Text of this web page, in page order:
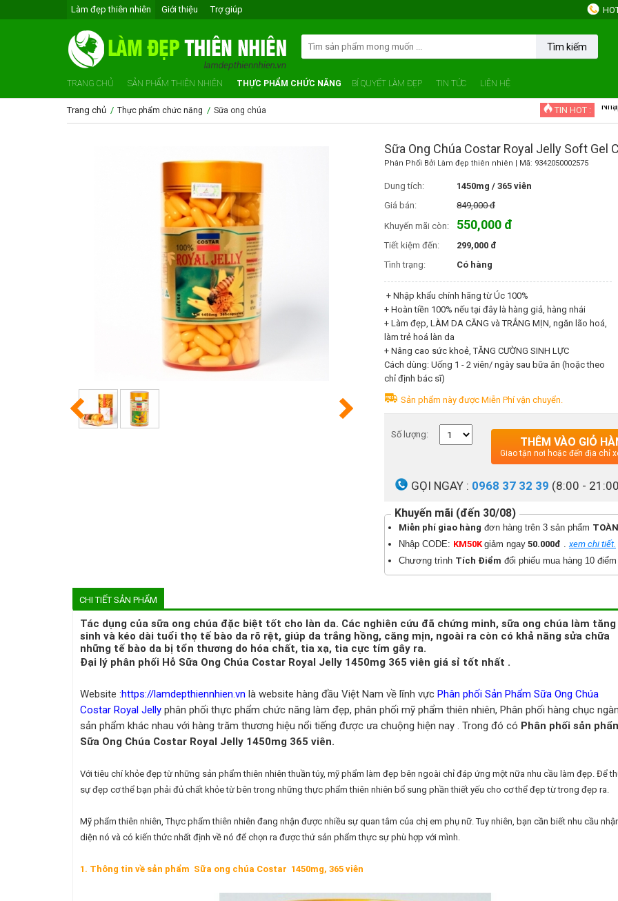
Làm đẹp thiên nhiên Giới thiệu Trợ giúp
Tìm kiếm
TRANG CHỦ SẢN PHẨM THIÊN NHIÊN THỰC PHẨM CHỨC NĂNG BÍ QUYẾT LÀM ĐẸP TIN TỨC LIÊN HỆ
Trang chủ / Thực phẩm chức năng / Sữa ong chúa TIN HOT :
Sữa Ong Chúa Costar Royal Jelly Soft Gel
Phân Phối Bởi Làm đẹp thiên nhiên | Mã: 9342050002575
Dung tích:
1450mg / 365 viên
Giá bán:
849,000 đ
Khuyến mãi còn:
550,000 đ
Tiết kiệm đến:
299,000 đ
Tình trạng:
Có hàng
+ Nhập khẩu chính hãng từ Úc 100%
+ Hoàn tiền 100% nếu tại đây là hàng giả, hàng nhái
+ Làm đẹp, LÀM DA CĂNG và TRẮNG MỊN, ngăn lão hoá,
làm trẻ hoá làn da
+ Nâng cao sức khoẻ, TĂNG CƯỜNG SINH LỰC
Cách dùng: Uống 1 - 2 viên/ ngày sau bữa ăn (hoặc theo
chỉ định bác sĩ)
Sản phẩm này được Miễn Phí vận chuyển.
Số lượng:
THÊM VÀO GIỎ
Giao tận nơi hoặc đến địa chỉ
GỌI NGAY : 0968 37 32 39 (8:00 -
Khuyến mãi (đến 30/08)
Miễn phí giao hàng đơn hàng trên 3 sản phẩm
Nhập CODE: KM50K giảm ngay 50.000đ . xem chi tiết.
Chương trình Tích Điểm đổi phiếu mua hàng 10
CHI TIẾT SẢN PHẨM
Tác dụng của sữa ong chúa đặc biệt tốt cho làn da. Các nghiên cứu đã chứng minh, sữa ong chúa làm tăng
sinh và kéo dài tuổi thọ tế bào da rõ rệt, giúp da trắng hồng, căng mịn, ngoài ra còn có khả năng sửa chữa
những tế bào da bị tổn thương do hóa chất, tia xạ, tia cực tím gây ra.
Đại lý phân phối Hỗ Sữa Ong Chúa Costar Royal Jelly 1450mg 365 viên giá sỉ tốt nhất .
Website :https://lamdepthiennhien.vn là website hàng đầu Việt Nam về lĩnh vực Phân phối Sản Phẩm Sữa Ong Chúa
Costar Royal Jelly phân phối thực phẩm chức năng làm đẹp, phân phối mỹ phẩm thiên nhiên, Phân phối hàng chục
sản phẩm khác nhau với hàng trăm thương hiệu nổi tiếng được ưa chuộng hiện nay . Trong đó có Phân phối sản
Sữa Ong Chúa Costar Royal Jelly 1450mg 365 viên.
Với tiêu chí khỏe đẹp từ những sản phẩm thiên nhiên thuần túy, mỹ phẩm làm đẹp bên ngoài chỉ đáp ứng một nữa nhu cầu làm đẹp. Để
sự đẹp cơ thể bạn phải đủ chất khỏe từ bên trong những thực phẩm thiên nhiên bổ sung phần thiết yếu cho cơ thể đẹp từ trong đẹp ra.
Mỹ phẩm thiên nhiên, Thực phẩm thiên nhiên đang nhận được nhiều sự quan tâm của chị em phụ nữ. Tuy nhiên, bạn cần biết nhu cầu
diện nó và có kiến thức nhất định về nó để chọn ra được thứ sản phẩm thực sự phù hợp với mình.
1. Thông tin về sản phẩm Sữa ong chúa Costar 1450mg, 365 viên